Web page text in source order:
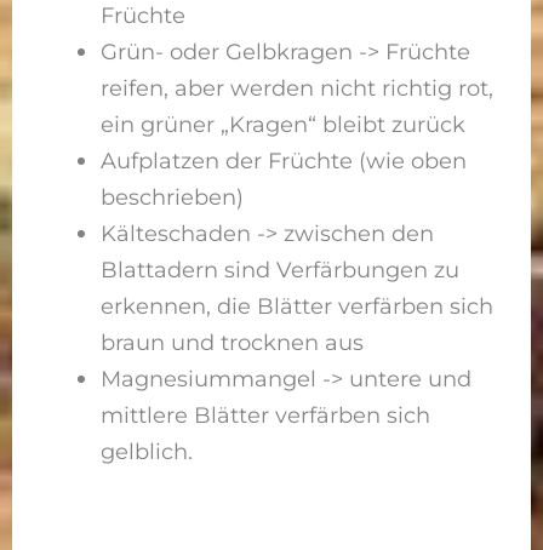
Früchte
Grün- oder Gelbkragen -> Früchte
reifen, aber werden nicht richtig rot,
ein grüner „Kragen“ bleibt zurück
Aufplatzen der Früchte (wie oben
beschrieben)
Kälteschaden -> zwischen den
Blattadern sind Verfärbungen zu
erkennen, die Blätter verfärben sich
braun und trocknen aus
Magnesiummangel -> untere und
mittlere Blätter verfärben sich
gelblich.